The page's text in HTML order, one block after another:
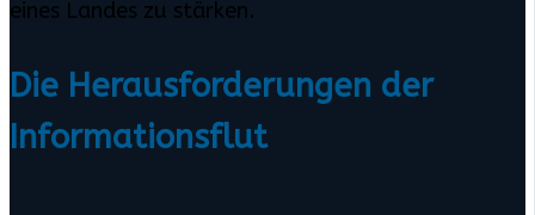
eines Landes zu stärken.
Die Herausforderungen der
Informationsflut